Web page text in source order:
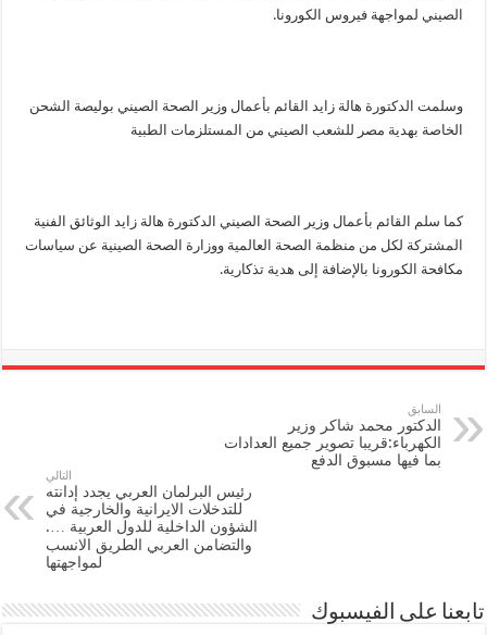
الصيني لمواجهة فيروس الكورونا.
وسلمت الدكتورة هالة زايد القائم بأعمال وزير الصحة الصيني بوليصة الشحن
الخاصة بهدية مصر للشعب الصيني من المستلزمات الطبية
كما سلم القائم بأعمال وزير الصحة الصيني الدكتورة هالة زايد الوثائق الفنية
المشتركة لكل من منظمة الصحة العالمية ووزارة الصحة الصينية عن سياسات
مكافحة الكورونا بالإضافة إلى هدية تذكارية.
السابق
الدكتور محمد شاكر وزير
الكهرباء:قريبا تصوير جميع العدادات
بما فيها مسبوق الدفع
التالي
رئيس البرلمان العربي يجدد إدانته
للتدخلات الايرانية والخارجية في
الشؤون الداخلية للدول العربية ….
والتضامن العربي الطريق الانسب
لمواجهتها
تابعنا على الفيسبوك